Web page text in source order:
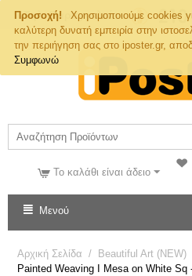
Προσοχή!
Χρησιμοποιούμε cookies
καλύτερη δυνατή εμπειρία στην
την περιήγηση σας στο iposter.gr,
Συμφωνώ
Τηλ. Παραγγελιών
Το καλάθι είναι άδειο
Μενού
Αρχική Σελίδα / Beautiful Art (NEW)
Painted Weaving I Mesa on White Sq